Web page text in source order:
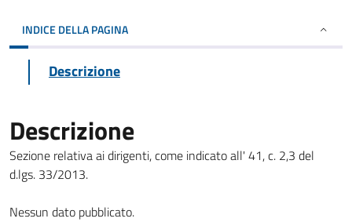
INDICE DELLA PAGINA
Descrizione
Descrizione
Sezione relativa ai dirigenti, come indicato all' 41, c. 2,3 del
d.lgs. 33/2013.
Nessun dato pubblicato.